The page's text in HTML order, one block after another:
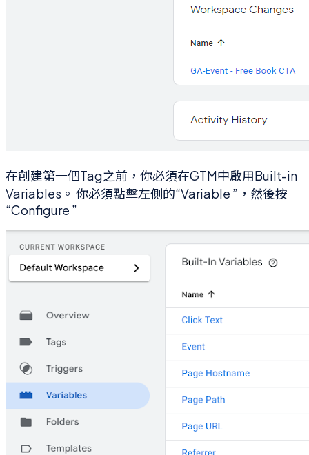
在創建第一個Tag之前，你必須在GTM中啟用Built-in
Variables。 你必須點擊左側的“Variable ”，然後按
“Configure ”